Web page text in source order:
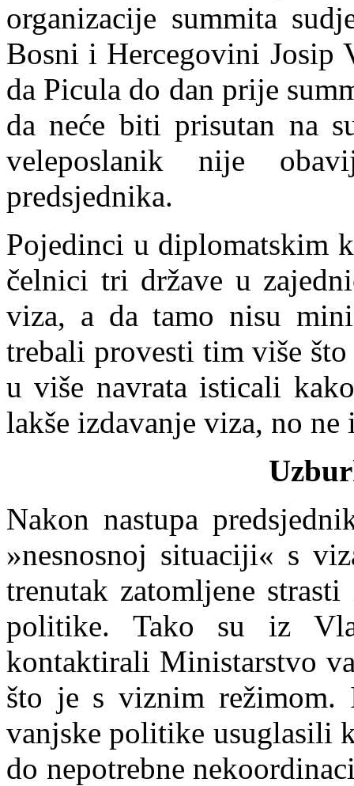
organizacije summita
Bosni i Hercegovini Josip
da Picula do dan prije
da neće biti prisutan na
veleposlanik nije
predsjednika.
Pojedinci u diplomatskim
čelnici tri države u
viza, a da tamo nisu
trebali provesti tim više
u više navrata isticali
lakše izdavanje viza, no
Nakon nastupa
»nesnosnoj situaciji« s
trenutak zatomljene
politike. Tako su iz
kontaktirali Ministarstvo
što je s viznim režimom.
vanjske politike usuglasili
do nepotrebne